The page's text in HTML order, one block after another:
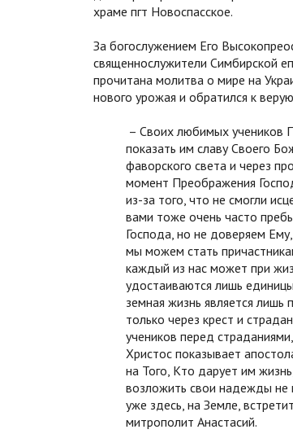
храме пгт Новоспасское.
За богослужением Его
священнослужители Симбирской
прочитана молитва о мире на
нового урожая и обратился к
– Своих любимых учеников
показать им славу Своего
фаворского света и через
момент Преображения
из-за того, что не смогли
вами тоже очень часто
Господа, но не доверяем
мы можем стать
каждый из нас может при
удостаиваются лишь
земная жизнь является
только через крест и
учеников перед
Христос показывает
на Того, Кто дарует им
возложить свои надежды не
уже здесь, на Земле,
митрополит Анастасий.